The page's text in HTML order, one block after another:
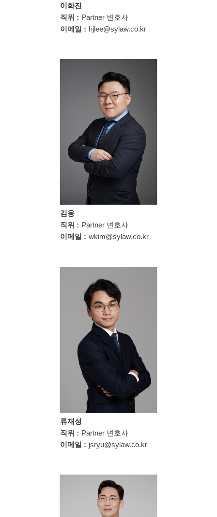
이화진
직위 : Partner 변호사
이메일 : hjlee@sylaw.co.kr
김웅
직위 : Partner 변호사
이메일 : wkim@sylaw.co.kr
류재성
직위 : Partner 변호사
이메일 : jsryu@sylaw.co.kr